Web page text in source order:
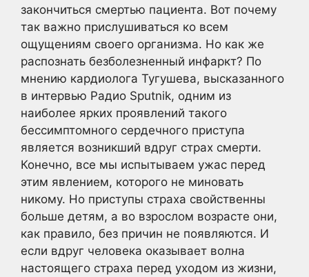
закончиться смертью пациента. Вот почему
так важно прислушиваться ко всем
ощущениям своего организма. Но как же
распознать безболезненный инфаркт? По
мнению кардиолога Тугушева, высказанного
в интервью Радио Sputnik, одним из
наиболее ярких проявлений такого
бессимптомного сердечного приступа
является возникший вдруг страх смерти.
Конечно, все мы испытываем ужас перед
этим явлением, которого не миновать
никому. Но приступы страха свойственны
больше детям, а во взрослом возрасте они,
как правило, без причин не появляются. И
если вдруг человека оказывает волна
настоящего страха перед уходом из жизни,